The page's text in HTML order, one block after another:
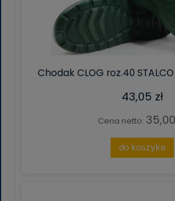
Chodak CLOG roz.40
43,05 zł
Cena netto:
do koszyka